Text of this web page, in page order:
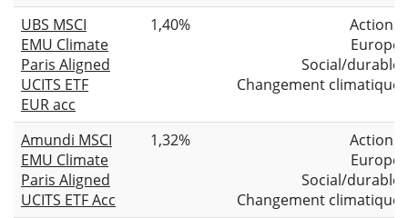
UBS MSCI
EMU Climate
Paris Aligned
UCITS ETF
EUR acc
1,40%
Actions
Europe
Social/durable
Changement climatique
Amundi MSCI
EMU Climate
Paris Aligned
UCITS ETF Acc
1,32%
Actions
Europe
Social/durable
Changement climatique